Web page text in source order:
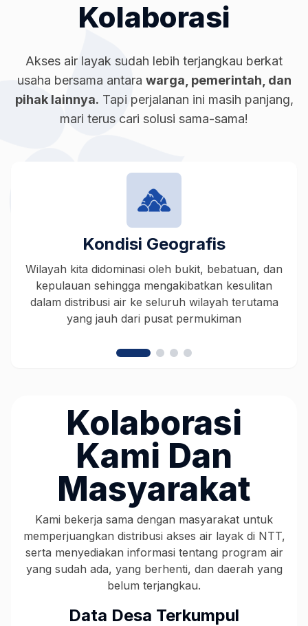
Kolaborasi
Akses air layak sudah lebih terjangkau berkat
usaha bersama antara warga, pemerintah, dan
pihak lainnya. Tapi perjalanan ini masih panjang,
mari terus cari solusi sama-sama!
Kondisi Geografis
Wilayah kita didominasi oleh bukit, bebatuan, dan
kepulauan sehingga mengakibatkan kesulitan
dalam distribusi air ke seluruh wilayah terutama
yang jauh dari pusat permukiman
Kolaborasi
Kami Dan
Masyarakat
Kami bekerja sama dengan masyarakat untuk
memperjuangkan distribusi akses air layak di NTT,
serta menyediakan informasi tentang program air
yang sudah ada, yang berhenti, dan daerah yang
belum terjangkau.
Data Desa Terkumpul